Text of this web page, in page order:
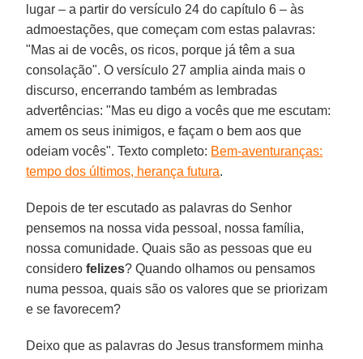
lugar – a partir do versículo 24 do capítulo 6 – às
admoestações, que começam com estas palavras:
"Mas ai de vocês, os ricos, porque já têm a sua
consolação". O versículo 27 amplia ainda mais o
discurso, encerrando também as lembradas
advertências: "Mas eu digo a vocês que me escutam:
amem os seus inimigos, e façam o bem aos que
odeiam vocês". Texto completo: Bem-aventuranças:
tempo dos últimos, herança futura.
Depois de ter escutado as palavras do Senhor
pensemos na nossa vida pessoal, nossa família,
nossa comunidade. Quais são as pessoas que eu
considero felizes? Quando olhamos ou pensamos
numa pessoa, quais são os valores que se priorizam
e se favorecem?
Deixo que as palavras do Jesus transformem minha